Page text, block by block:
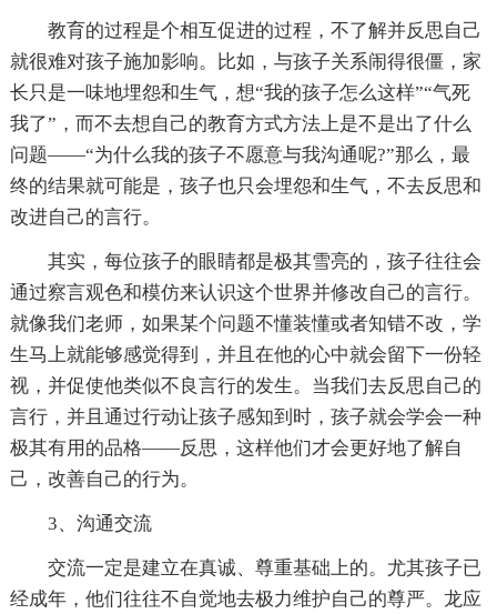
教育的过程是个相互促进的过程，不了解并反思自己
就很难对孩子施加影响。比如，与孩子关系闹得很僵，家
长只是一味地埋怨和生气，想“我的孩子怎么这样”“气死
我了”，而不去想自己的教育方式方法上是不是出了什么
问题——“为什么我的孩子不愿意与我沟通呢?”那么，最
终的结果就可能是，孩子也只会埋怨和生气，不去反思和
改进自己的言行。
其实，每位孩子的眼睛都是极其雪亮的，孩子往往会
通过察言观色和模仿来认识这个世界并修改自己的言行。
就像我们老师，如果某个问题不懂装懂或者知错不改，学
生马上就能够感觉得到，并且在他的心中就会留下一份轻
视，并促使他类似不良言行的发生。当我们去反思自己的
言行，并且通过行动让孩子感知到时，孩子就会学会一种
极其有用的品格——反思，这样他们才会更好地了解自
己，改善自己的行为。
3、沟通交流
交流一定是建立在真诚、尊重基础上的。尤其孩子已
经成年，他们往往不自觉地去极力维护自己的尊严。龙应